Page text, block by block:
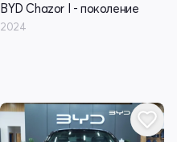
BYD Chazor I - поколение
2024